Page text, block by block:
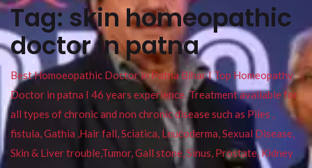
Tag:skin homeopathic
doctor in patna
Best Homoeopathic Doctor in Patna Bihar I Top Homeopathy
Doctor in patna I 46 years experience. Treatment available for
all types of chronic and non chronic disease such as Piles ,
fistula, Gathia ,Hair fall, Sciatica, Leucoderma, Sexual Disease,
Skin & Liver trouble,Tumor, Gall stone, Sinus, Prostate, Kidney